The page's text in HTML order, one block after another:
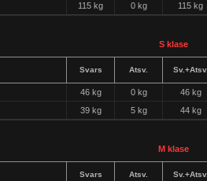
115 kg 0 kg 115 kg
S klase
Svars Atsv.
46 kg 0 kg
46 kg
39 kg 5 kg 44 kg
M klase
Svars Atsv.